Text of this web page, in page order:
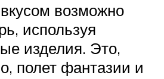
возможно
используя
изделия. Это,
полет фантазии и